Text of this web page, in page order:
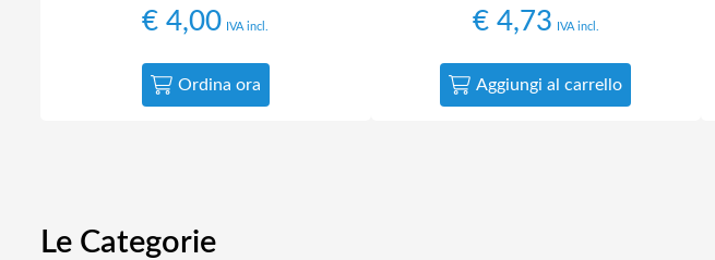
€ 4,00 IVA incl.
Ordina ora
€4,73 IVA incl.
Aggiungi al carrello
Le Categorie